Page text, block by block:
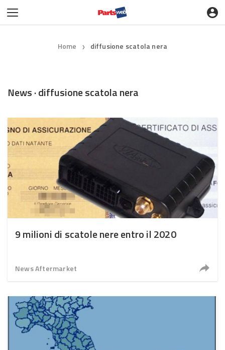
Home ❯ diffusione scatola nera
News · diffusione scatola nera
9 milioni di scatole nere entro il 2020
News Aftermarket